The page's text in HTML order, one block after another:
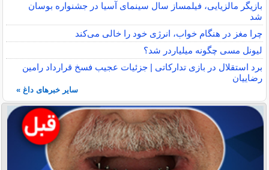
بازیگر مالزیایی، فیلمساز سال سینمای آسیا در جشنواره بوسان
شد
چرا مغز در هنگام خواب، انرژی خود را خالی می‌کند
لیونل مسی چگونه میلیاردر شد؟
برد استقلال در بازی تدارکاتی | جزئیات عجیب فسخ قرارداد رامین
رضاییان
سایر خبرهای داغ »